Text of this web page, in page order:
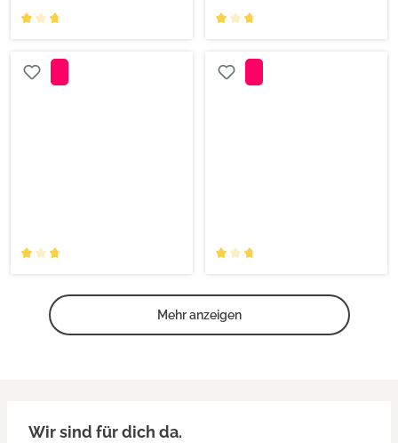
Mehr anzeigen
Wir sind für dich da.